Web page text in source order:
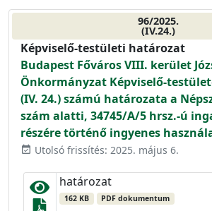
96/2025.
(IV.24.)
Képviselő-testületi határozat
Budapest Főváros VIII. kerület
Önkormányzat Képviselő-
(IV. 24.) számú határozata a
szám alatti, 34745/A/5 hrsz.-ú
részére történő ingyenes
event_available Utolsó frissítés: 2025. május 6.
határozat
162 KB PDF dokumentum